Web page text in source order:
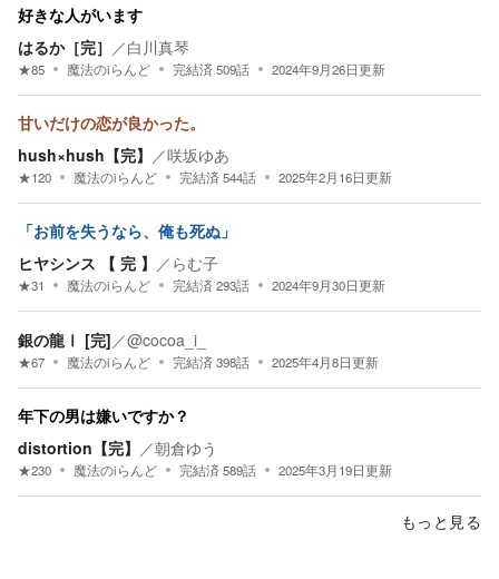
好きな人がいます
はるか［完］ ／白川真琴
★85 魔法のiらんど 完結済509話 2024年9月26日更新
甘いだけの恋が良かった。
hush×hush【完】 ／咲坂ゆあ
★120 魔法のiらんど 完結済544話 2025年2月16日更新
「お前を失うなら、俺も死ぬ」
ヒヤシンス 【 完 】 ／ らむ子
★31 魔法のiらんど 完結済293話 2024年9月30日更新
銀の龍Ⅰ [完] ／@cocoa_i_
★67 魔法のiらんど 完結済398話 2025年4月8日更新
年下の男は嫌いですか？
distortion【完】 ／朝倉ゆう
★230 魔法のiらんど 完結済589話 2025年3月19日更新
もっと見る